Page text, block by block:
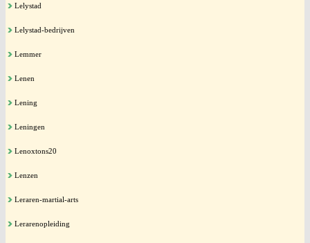
Lelystad
Lelystad-bedrijven
Lemmer
Lenen
Lening
Leningen
Lenoxtons20
Lenzen
Leraren-martial-arts
Lerarenopleiding